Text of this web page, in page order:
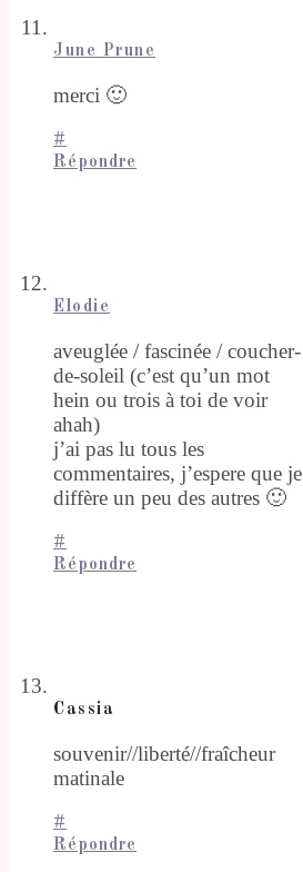
June Prune
merci 🙂
#
Répondre
Elodie
aveuglée / fascinée / coucher-
de-soleil (c’est qu’un mot
hein ou trois à toi de voir
ahah)
j’ai pas lu tous les
commentaires, j’espere que je
diffère un peu des autres 🙂
#
Répondre
Cassia
souvenir//liberté//fraîcheur
matinale
#
Répondre